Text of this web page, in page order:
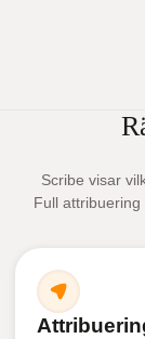
Scribe visar
Full